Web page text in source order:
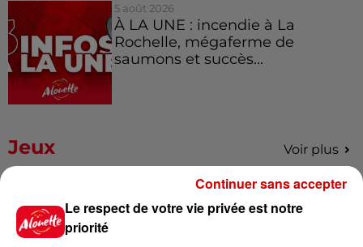
5 août 2026
À LA UNE : incendie à La
Rochelle, mégaferme de
saumons et succès...
Jeux Voir plus
Gagnez vos places pour le
Festival du Roi Arthur 2026 !
Le respect de votre vie privée est notre
priorité
Continuer sans accepter